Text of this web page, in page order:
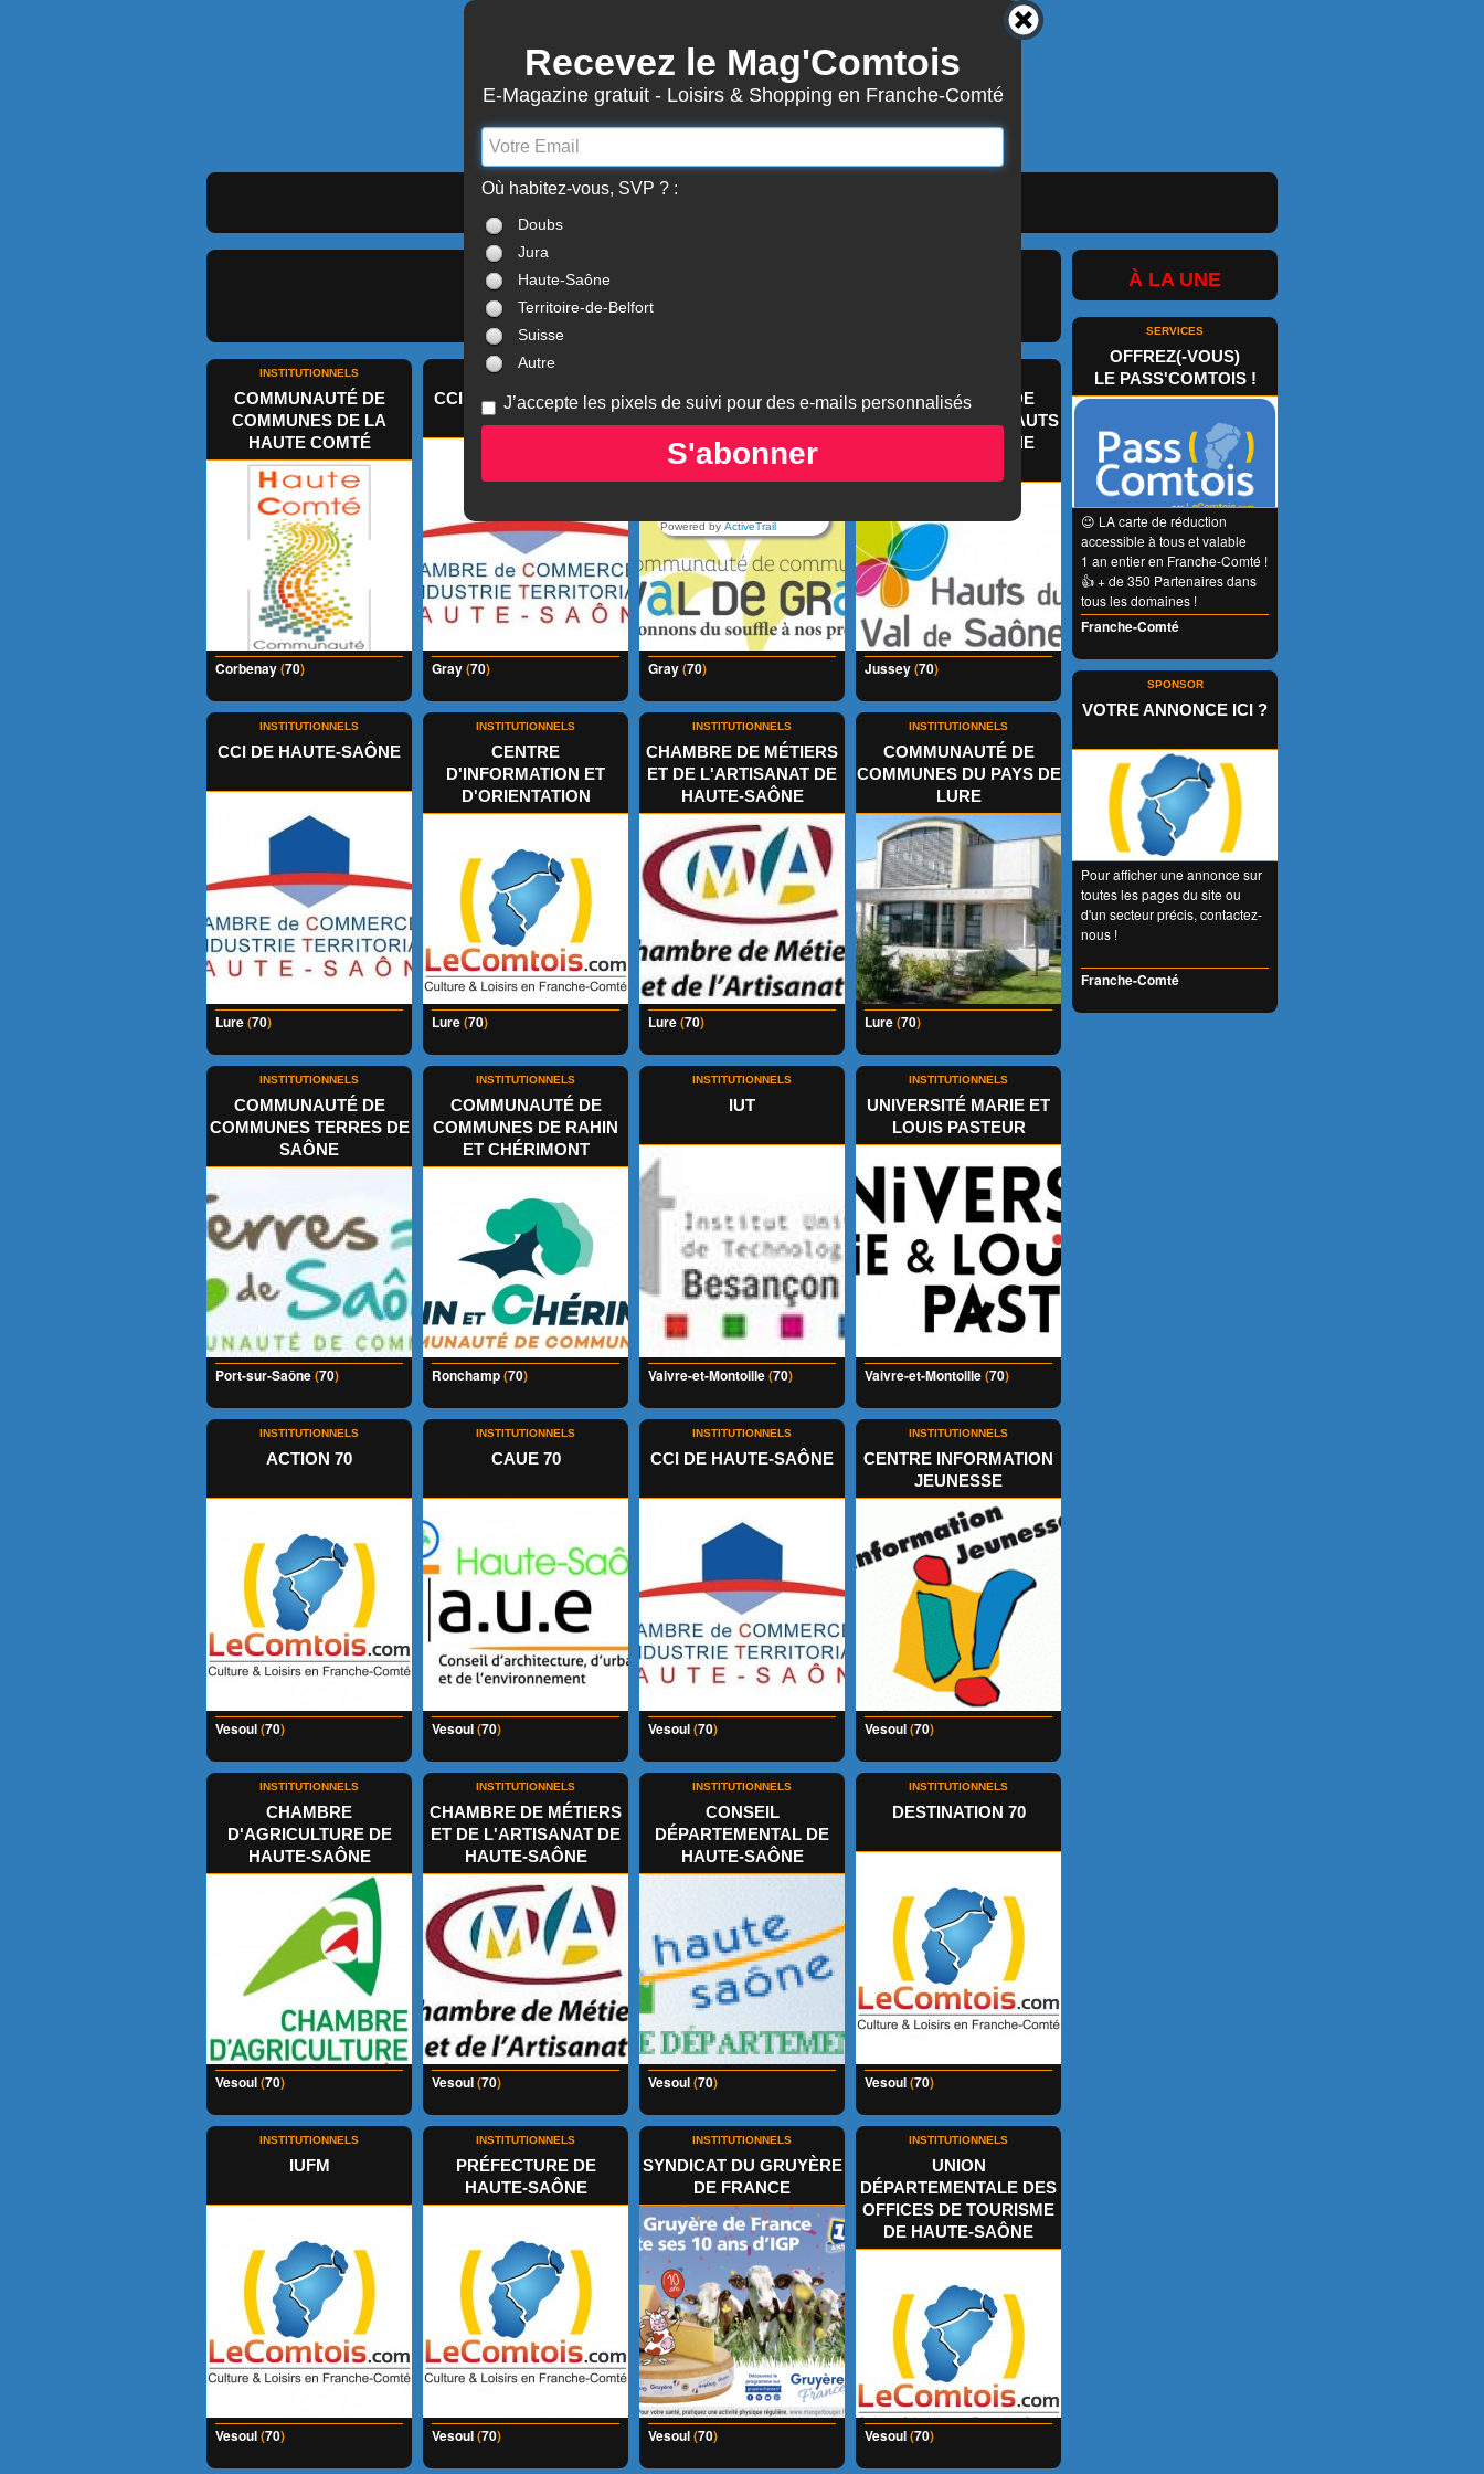
LeComtois.com - Culture & loisirs en
3863Actualités
7867 Structures
ACTUALITÉS
Institutionnels> Haute-Saône (70)
INSTITUTIONNELS
COMMUNAUTÉ DE
COMMUNES DE LA
HAUTE COMTÉ
Corbenay(70)
INSTITUTIONNELS
CCI DE HAUTE-SAÔNE
Gray(70)
COMMUNAUTÉ DE
GRAY
Gray(70)
COMMUNAUTÉ DE
COMMUNES DES HAUTS
DU VAL DE SAÔNE
Jussey(70)
INSTITUTIONNELS
CCI DE HAUTE-SAÔNE
Lure(70)
INSTITUTIONNELS
CENTRE
D'INFORMATION ET
D'ORIENTATION
Lure(70)
INSTITUTIONNELS
CHAMBRE DE MÉTIERS
ET DE L'ARTISANAT DE
HAUTE-SAÔNE
Lure(70)
INSTITUTIONNELS
COMMUNAUTÉ DE
COMMUNES DU PAYS DE
LURE
Lure(70)
INSTITUTIONNELS
COMMUNAUTÉ DE
COMMUNES TERRES DE
SAÔNE
Port-sur-Saône(70)
INSTITUTIONNELS
COMMUNAUTÉ DE
COMMUNES DE RAHIN
ET CHÉRIMONT
Ronchamp(70)
INSTITUTIONNELS
IUT
Vaivre-et-Montoille(70)
INSTITUTIONNELS
UNIVERSITÉ MARIE ET
LOUIS PASTEUR
Vaivre-et-Montoille(70)
INSTITUTIONNELS
ACTION 70
Vesoul(70)
INSTITUTIONNELS
CAUE 70
Vesoul(70)
INSTITUTIONNELS
CCI DE HAUTE-SAÔNE
Vesoul(70)
INSTITUTIONNELS
CENTRE INFORMATION
JEUNESSE
Vesoul(70)
INSTITUTIONNELS
CHAMBRE
D'AGRICULTURE DE
HAUTE-SAÔNE
Vesoul(70)
INSTITUTIONNELS
CHAMBRE DE MÉTIERS
ET DE L'ARTISANAT DE
HAUTE-SAÔNE
Vesoul(70)
INSTITUTIONNELS
CONSEIL
DÉPARTEMENTAL DE
HAUTE-SAÔNE
Vesoul(70)
INSTITUTIONNELS
DESTINATION 70
Vesoul(70)
INSTITUTIONNELS
IUFM
Vesoul(70)
INSTITUTIONNELS
PRÉFECTURE DE
HAUTE-SAÔNE
Vesoul(70)
INSTITUTIONNELS
SYNDICAT DU GRUYÈRE
DE FRANCE
Vesoul(70)
INSTITUTIONNELS
UNION
DÉPARTEMENTALE DES
OFFICES DE TOURISME
DE HAUTE-SAÔNE
Vesoul(70)
À LA UNE
SERVICES
OFFREZ(-VOUS)
LE PASS'COMTOIS !
😉 LA carte de réduction
accessible à tous et valable
1 an entier en Franche-Comté !
👍 + de 350 Partenaires dans
tous les domaines !
Franche-Comté
SPONSOR
VOTRE ANNONCE ICI ?
Pour afficher une annonce sur
toutes les pages du site ou
d'un secteur précis, contactez-
nous !
Franche-Comté
Recevez le Mag'Comtois
E-Magazine gratuit - Loisirs & Shopping en Franche-Comté
Où habitez-vous, SVP ? :
Doubs
Jura
Haute-Saône
Territoire-de-Belfort
Suisse
Autre
J’accepte les pixels de suivi pour des e-mails personnalisés
S'abonner
Powered by ActiveTrail